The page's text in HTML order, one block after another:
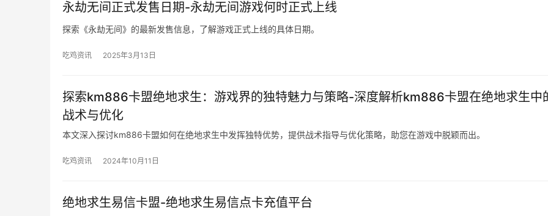
永劫无间正式发售日期-永劫无间游戏何时正式上线
探索《永劫无间》的最新发售信息，了解游戏正式上线的具体日期。
吃鸡资讯 2025年3月13日
探索km886卡盟绝地求生：游戏界的独特魅力与策略-深度解析km886卡盟在绝地求生中
战术与优化
本文深入探讨km886卡盟如何在绝地求生中发挥独特优势，提供战术指导与优化策略，助您在游戏中脱颖而出。
吃鸡资讯 2024年10月11日
绝地求生易信卡盟-绝地求生易信点卡充值平台